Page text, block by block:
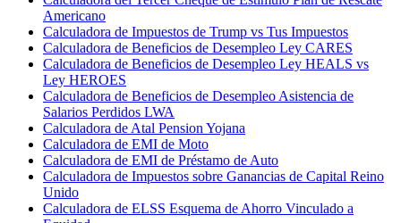
Americano
Calculadora de Impuestos de Trump vs Tus Impuestos
Calculadora de Beneficios de Desempleo Ley CARES
Calculadora de Beneficios de Desempleo Ley HEALS vs
Ley HEROES
Calculadora de Beneficios de Desempleo Asistencia de
Salarios Perdidos LWA
Calculadora de Atal Pension Yojana
Calculadora de EMI de Moto
Calculadora de EMI de Préstamo de Auto
Calculadora de Impuestos sobre Ganancias de Capital Reino
Unido
Calculadora de ELSS Esquema de Ahorro Vinculado a